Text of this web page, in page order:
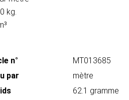
kg.
n°
MT013685
par
mètre
62.1 gramme